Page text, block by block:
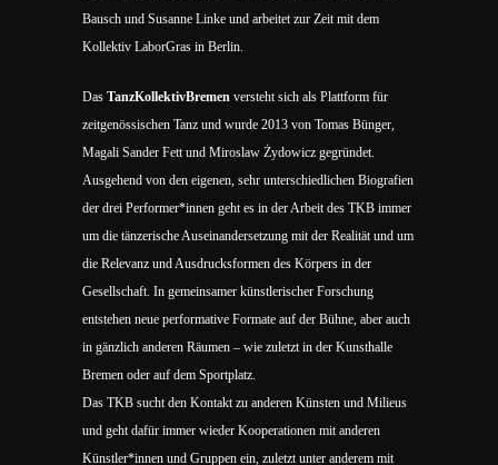
Bausch und Susanne Linke und arbeitet zur Zeit mit dem
Kollektiv LaborGras in Berlin.
Das TanzKollektivBremen versteht sich als Plattform für
zeitgenössischen Tanz und wurde 2013 von Tomas Bünger,
Magali Sander Fett und Miroslaw Żydowicz gegründet.
Ausgehend von den eigenen, sehr unterschiedlichen Biografien
der drei Performer*innen geht es in der Arbeit des TKB immer
um die tänzerische Auseinandersetzung mit der Realität und um
die Relevanz und Ausdrucksformen des Körpers in der
Gesellschaft. In gemeinsamer künstlerischer Forschung
entstehen neue performative Formate auf der Bühne, aber auch
in gänzlich anderen Räumen – wie zuletzt in der Kunsthalle
Bremen oder auf dem Sportplatz.
Das TKB sucht den Kontakt zu anderen Künsten und Milieus
und geht dafür immer wieder Kooperationen mit anderen
Künstler*innen und Gruppen ein, zuletzt unter anderem mit